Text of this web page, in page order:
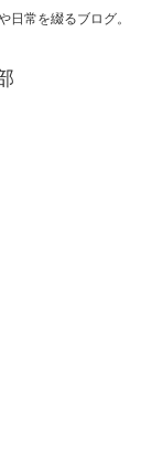
日常を綴るブログ。